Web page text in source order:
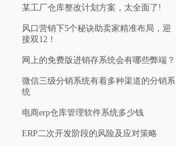
某工厂仓库整改计划方案，太全面了!
风口营销下5个秘诀助卖家精准布局，迎
接双12！
网上的免费版进销存系统会有哪些弊端？
微信三级分销系统有着多种渠道的分销系
统
电商erp仓库管理软件系统多少钱
ERP二次开发阶段的风险及应对策略